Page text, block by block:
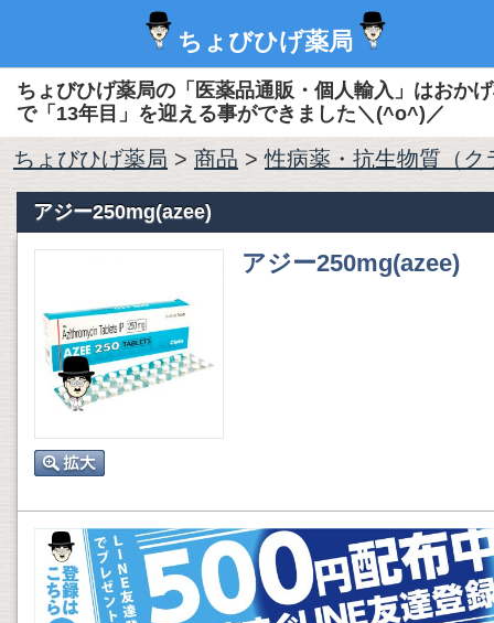
ちょびひげ薬局
ちょびひげ薬局の「医薬品通販・個人輸入」はおか
で「13年目」を迎える事ができました＼(^o^)／
ちょびひげ薬局 > 商品 >性病薬・抗生物質（
アジー250mg(azee)
アジー250mg(azee)